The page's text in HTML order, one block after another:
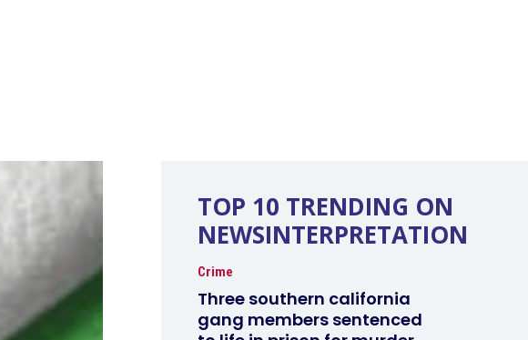
TOP 10 TRENDING ON
NEWSINTERPRETATION
Crime
Three southern california
gang members sentenced